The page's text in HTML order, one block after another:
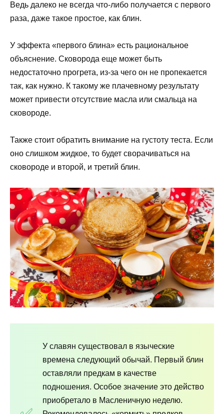
Ведь далеко не всегда что-либо получается с первого
раза, даже такое простое, как блин.
У эффекта «первого блина» есть рациональное
объяснение. Сковорода еще может быть
недостаточно прогрета, из-за чего он не пропекается
так, как нужно. К такому же плачевному результату
может привести отсутствие масла или смальца на
сковороде.
Также стоит обратить внимание на густоту теста. Если
оно слишком жидкое, то будет сворачиваться на
сковороде и второй, и третий блин.
У славян существовал в языческие
времена следующий обычай. Первый блин
оставляли предкам в качестве
подношения. Особое значение это действо
приобретало в Масленичную неделю.